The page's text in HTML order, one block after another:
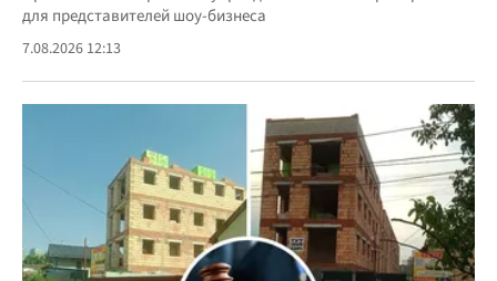
для представителей шоу-бизнеса
7.08.2026 12:13